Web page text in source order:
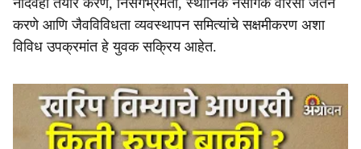
नोंदवही तयार करणे, निसर्गभ्रमंती, स्थानिक नैसर्गिक वारसा जतन
करणे आणि जैवविविधता व्यवस्थापन समित्यांचे सक्षमीकरण अशा
विविध उपक्रमांत हे युवक सक्रिय आहेत.